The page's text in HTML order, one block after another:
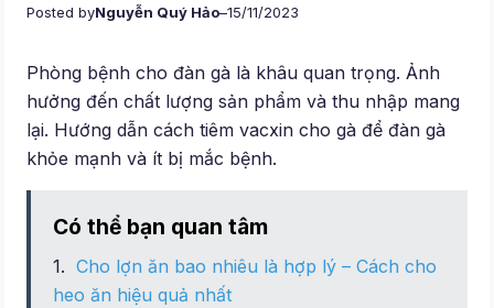
Posted byNguyễn Quý Hảo–15/11/2023
Phòng bệnh cho đàn gà là khâu quan trọng. Ảnh
hưởng đến chất lượng sản phẩm và thu nhập mang
lại. Hướng dẫn cách tiêm vacxin cho gà để đàn gà
khỏe mạnh và ít bị mắc bệnh.
Có thể bạn quan tâm
Cho lợn ăn bao nhiêu là hợp lý – Cách cho
heo ăn hiệu quả nhất